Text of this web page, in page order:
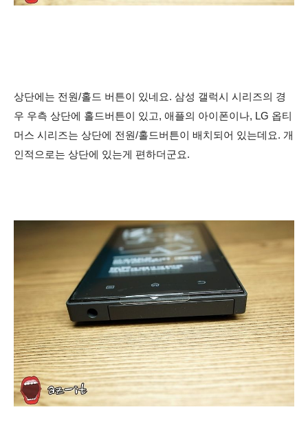
상단에는 전원/홀드 버튼이 있네요. 삼성 갤럭시 시리즈의 경
우 우측 상단에 홀드버튼이 있고, 애플의 아이폰이나, LG 옵티
머스 시리즈는 상단에 전원/홀드버튼이 배치되어 있는데요. 개
인적으로는 상단에 있는게 편하더군요.